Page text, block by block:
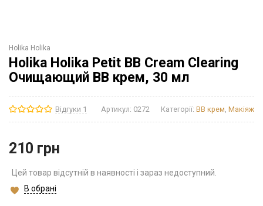
Holika Holika
Holika Holika Petit BB Cream Clearing
Очищающий ВВ крем, 30 мл
Відгуки 1 Артикул: 0272 Категорії: BB крем, Макіяж
210 грн
Цей товар відсутній в наявності і зараз недоступний.
В обрані